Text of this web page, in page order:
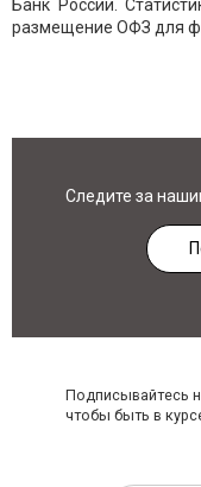
Банк России.
размещение ОФЗ для
Следите за
Подписывайтесь
чтобы быть в